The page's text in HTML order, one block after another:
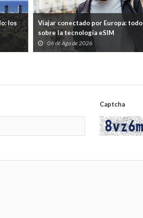
los
Viajar conectado por Europa: todo
sobre la tecnología eSIM
06 de Ago de 2026
Captcha